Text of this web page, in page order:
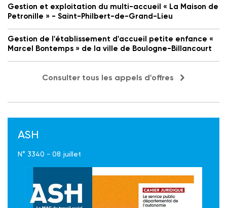
Gestion et exploitation du multi-accueil « La Maison de
Petronille » - Saint-Philbert-de-Grand-Lieu
Gestion de l'établissement d'accueil petite enfance «
Marcel Bontemps » de la ville de Boulogne-Billancourt
Consulter tous les appels d'offres
ASH
N° 3340 - 08 juillet